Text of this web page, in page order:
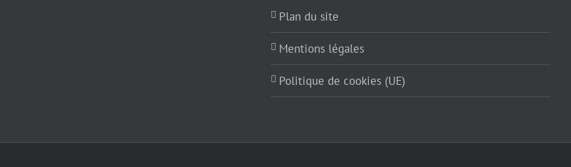
Plan du site
Mentions légales
Politique de cookies (UE)